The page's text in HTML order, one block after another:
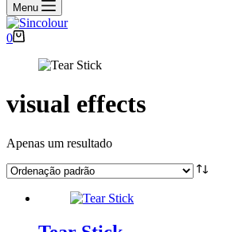
Menu
Carrinho
compras
0
visual effects
Apenas um resultado